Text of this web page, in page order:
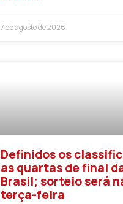
7 de agosto de 2026
Definidos os
as quartas de final
Brasil; sorteio será
terça-feira